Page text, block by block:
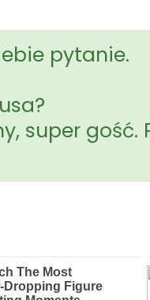
pytanie.
super gość.